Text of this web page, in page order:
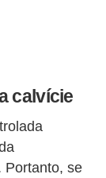
calvície
Portanto, se